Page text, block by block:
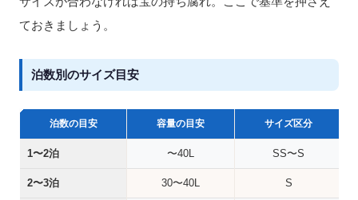
ておきましょう。
泊数別のサイズ目安
泊数の目安 容量の目安 サイズ区分
1〜2泊 〜40L SS〜S
2〜3泊 30〜40L S